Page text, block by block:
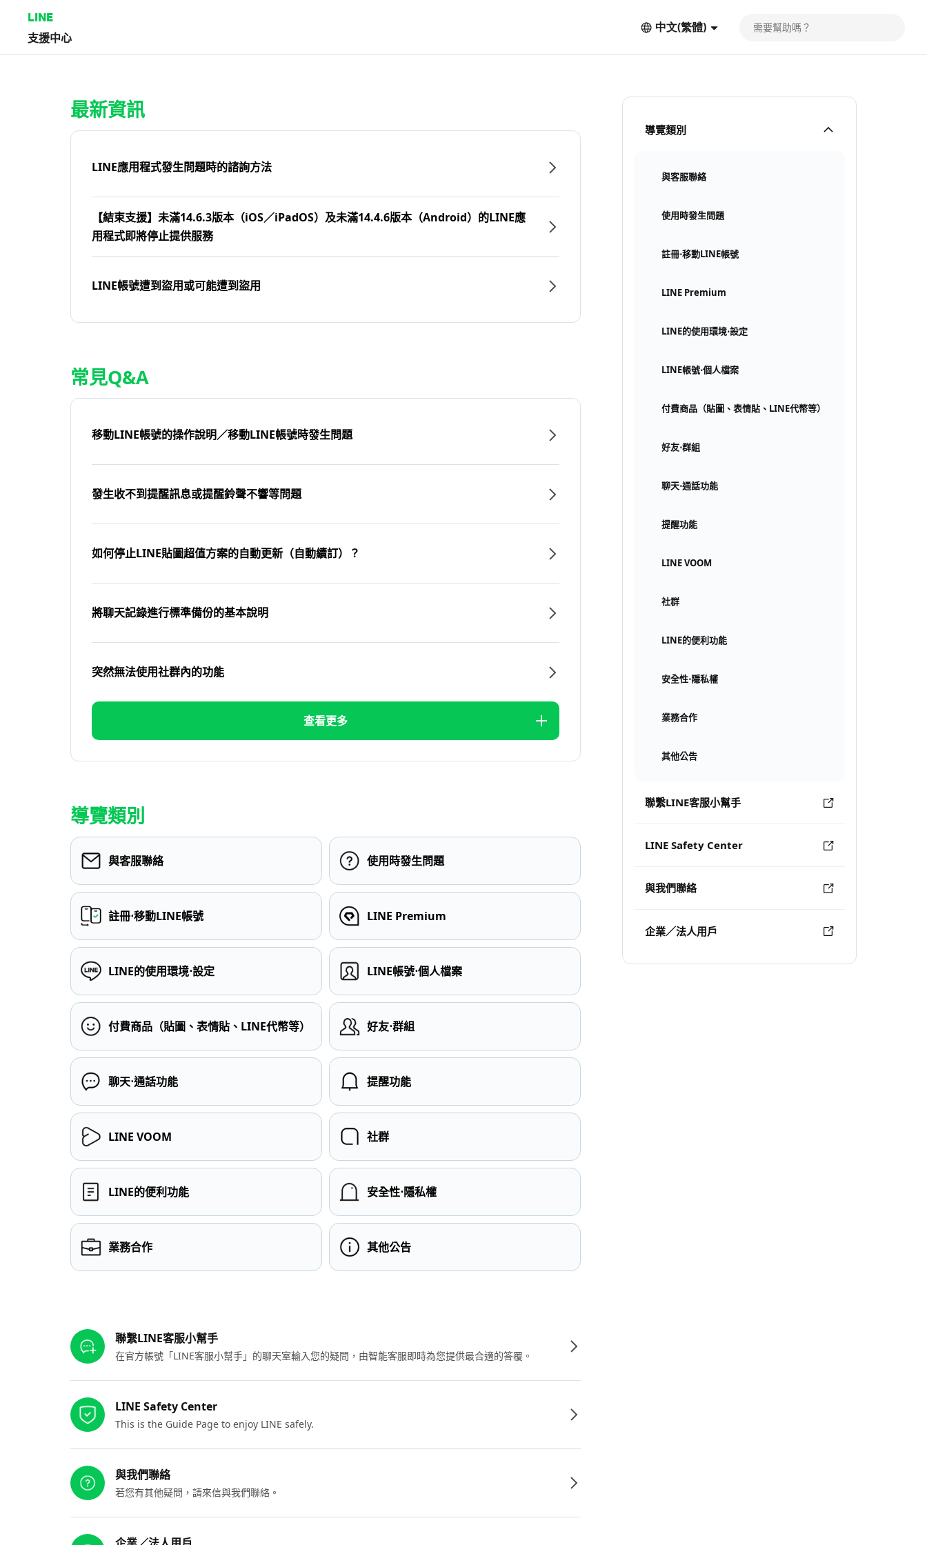
LINE
支援中心
中文(繁體)
導覽類別
與客服聯絡
使用時發生問題
註冊⋅移動LINE帳號
LINE Premium
LINE的使用環境⋅設定
LINE帳號⋅個人檔案
付費商品（貼圖、表情貼、LINE代幣等）
好友⋅群組
聊天⋅通話功能
提醒功能
LINE VOOM
社群
LINE的便利功能
安全性⋅隱私權
業務合作
其他公告
聯繫LINE客服小幫手
LINE Safety Center
與我們聯絡
企業／法人用戶
最新資訊
LINE應用程式發生問題時的諮詢方法
【結束支援】未滿14.6.3版本（iOS／iPadOS）及未滿14.4.6版本（Android）的LINE應
用程式即將停止提供服務
LINE帳號遭到盜用或可能遭到盜用
常見Q&A
移動LINE帳號的操作說明／移動LINE帳號時發生問題
發生收不到提醒訊息或提醒鈴聲不響等問題
如何停止LINE貼圖超值方案的自動更新（自動續訂）？
將聊天記錄進行標準備份的基本說明
突然無法使用社群內的功能
查看更多
導覽類別
與客服聯絡 使用時發生問題
註冊⋅移動LINE帳號 LINE Premium
LINE的使用環境⋅設定 LINE帳號⋅個人檔案
付費商品（貼圖、表情貼、LINE代幣等） 好友⋅群組
聊天⋅通話功能 提醒功能
LINE VOOM 社群
LINE的便利功能 安全性⋅隱私權
業務合作 其他公告
聯繫LINE客服小幫手
在官方帳號「LINE客服小幫手」的聊天室輸入您的疑問，由智能客服即時為您提供最合適的答覆。
LINE Safety Center
This is the Guide Page to enjoy LINE safely.
與我們聯絡
若您有其他疑問，請來信與我們聯絡。